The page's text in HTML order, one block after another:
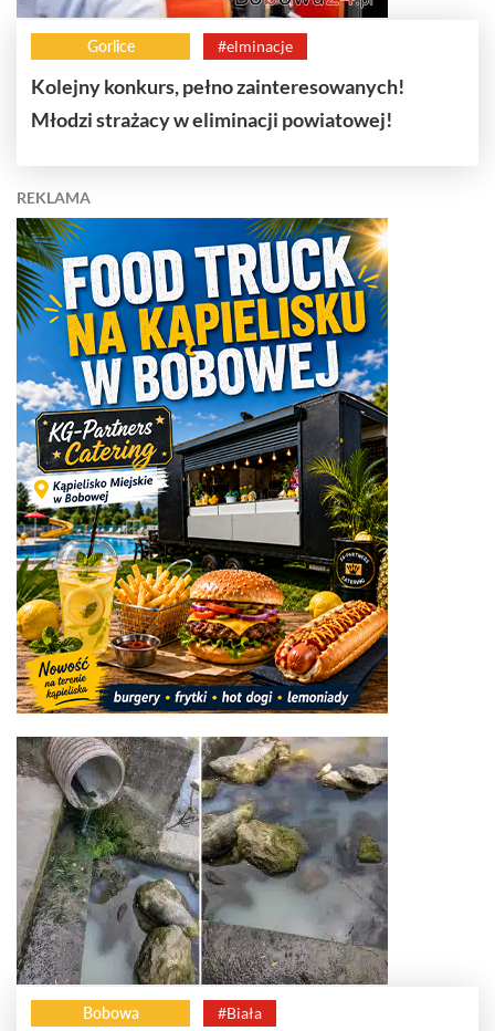
Gorlice #elminacje
Kolejny konkurs, pełno zainteresowanych!
Młodzi strażacy w eliminacji powiatowej!
REKLAMA
Bobowa #Biała